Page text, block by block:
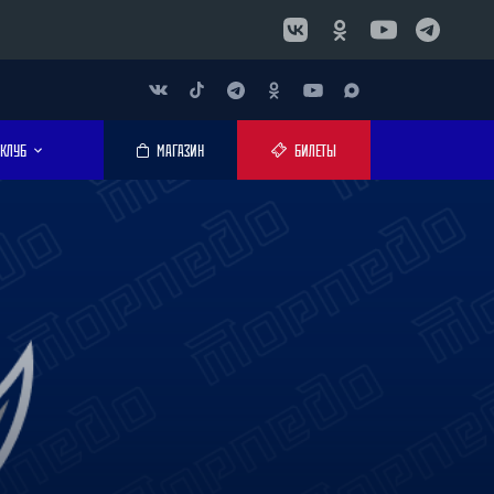
КЛУБ МАГАЗИН БИЛЕТЫ